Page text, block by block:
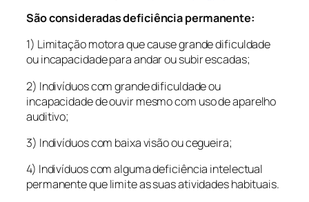
São consideradas deficiência permanente:
1) Limitação motora que cause grande dificuldade
ou incapacidade para andar ou subir escadas;
2) Indivíduos com grande dificuldade ou
incapacidade de ouvir mesmo com uso de aparelho
auditivo;
3) Indivíduos com baixa visão ou cegueira;
4) Indivíduos com alguma deficiência intelectual
permanente que limite as suas atividades habituais.